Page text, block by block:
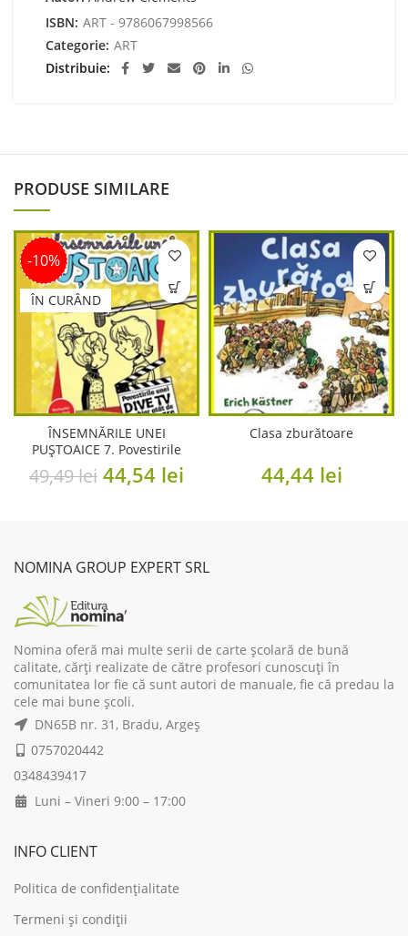
ISBN: ART - 9786067998566
Categorie: ART
Distribuie
PRODUSE SIMILARE
-10%
ÎN CURÂND
ÎNSEMNĂRILE UNEI
PUȘTOAICE 7. Povestirile
unei dive TV nu chiar atat
de strălucitoare
49,49lei Original
44,54 lei
Clasa zburătoare
44,44 lei
NOMINA GROUP EXPERT SRL
Nomina oferă mai multe serii de carte școlară de bună
calitate, cărți realizate de către profesori cunoscuți în
comunitatea lor fie că sunt autori de manuale, fie că predau la
cele mai bune școli.
DN65B nr. 31, Bradu, Argeș
0757020442
0348439417
Luni – Vineri 9:00 – 17:00
INFO CLIENT
Politica de confidențialitate
Termeni și condiții